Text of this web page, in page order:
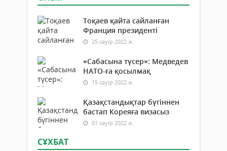
Тоқаев қайта сайланған
Франция президенті
25 сәуір 2022 ж.
«Сабасына түсер»: Медведев
НАТО-ға қосылмақ
15 сәуір 2022 ж.
Қазақстандықтар бүгіннен
бастап Кореяға визасыз
01 сәуір 2022 ж.
СҰХБАТ